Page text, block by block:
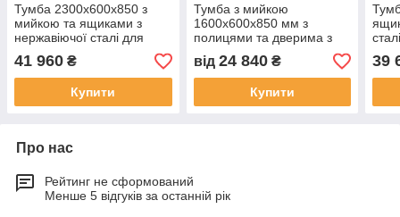
Тумба 2300х600х850 з
мийкою та ящиками з
нержавіючої сталі для
літньої кухні та зони
барбекю
41 960 ₴
Купити
Тумба з мийкою
1600х600х850 мм з
полицями та дверима з
неіржавкої сталі
від 24 840₴
Купити
39
Про нас
Рейтинг не сформований
Менше 5 відгуків за останній рік